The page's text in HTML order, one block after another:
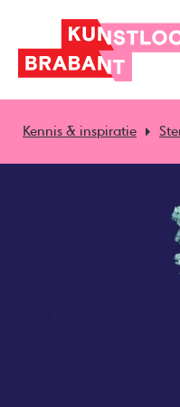
Kennis & inspiratie